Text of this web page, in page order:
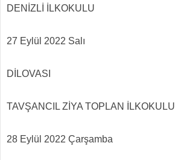
DENİZLİ İLKOKULU
27 Eylül 2022 Salı
DİLOVASI
TAVŞANCIL ZİYA TOPLAN İLKOKULU
28 Eylül 2022 Çarşamba